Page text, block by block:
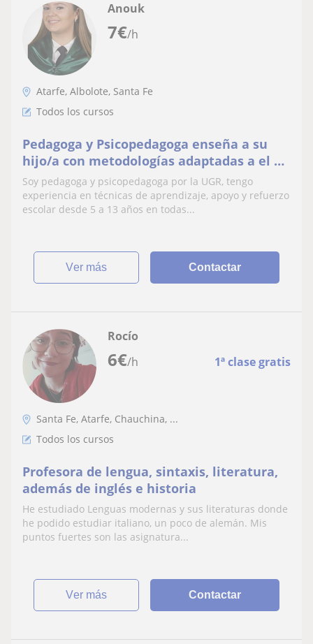
7€/h
Anouk
Atarfe, Albolote, Santa Fe
Todos los cursos
Pedagoga y Psicopedagoga enseña a su
hijo/a con metodologías adaptadas a el ó
ella para proporcionar un aprendizaje
significativo de cualquier asignatura.
Enseñar a aprender
Soy pedagoga y psicopedagoga por la UGR, tengo
experiencia en técnicas de aprendizaje, apoyo y refuerzo
escolar desde 5 a 13 años en todas...
ver más Contactar
6€/h 1ª clase gratis
Rocío
Santa Fe, Atarfe, Chauchina, ...
Todos los cursos
Profesora de lengua, sintaxis, literatura,
además de inglés e historia
He estudiado Lenguas modernas y sus literaturas donde
he podido estudiar italiano, un poco de alemán. Mis
puntos fuertes son las asignatura...
ver más Contactar